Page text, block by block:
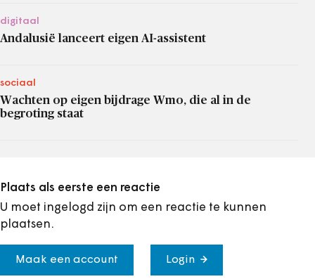
digitaal
Andalusië lanceert eigen AI-assistent
sociaal
Wachten op eigen bijdrage Wmo, die al in de
begroting staat
Plaats als eerste een reactie
U moet ingelogd zijn om een reactie te kunnen
plaatsen.
Maak een account Login